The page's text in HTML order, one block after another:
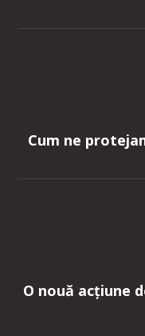
Cum ne
O nouă acțiune